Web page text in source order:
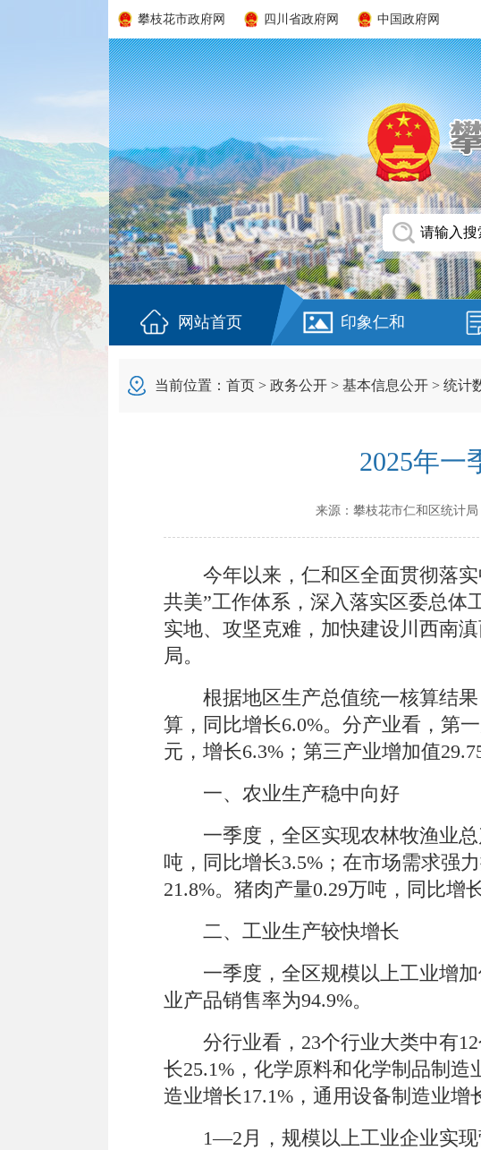
攀枝花市政府网 四川省政府网 中国政府网
网站首页 印象仁和
当前位置： 首页 > 政务公开 > 基本信息公开 > 统计
2025年一
来源： 攀枝花市仁和区统计局
今年以来，仁和区全面贯彻落
共美”工作体系，深入落实区委总体
实地、攻坚克难，加快建设川西南
局。
根据地区生产总值统一核算结果
算， 同比增长6.0%。 分产业看 ，第
元，增长6.3% ；第三产业增加值
一、农业生产稳中向好
一季度 ，全区实现农林牧渔业
吨， 同比增长3.5% ；在市场需求强
21.8%。猪肉产量0.29万吨，同比增
二、工业生产较快增长
一季度，全区规模以上工业增
业产品销售率为94.9%。
分行业看，23个行业大类中有12
长25.1% ，化学原料和化学制品制造
造业增长17.1% ，通用设备制造业增
1—2 月，规模以上工业企业实